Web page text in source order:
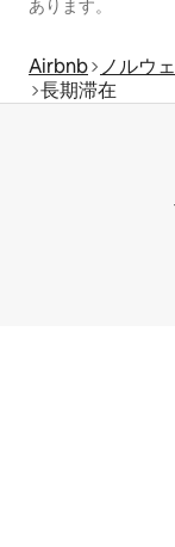
あります。
Airbnb ノルウ
長期滞在